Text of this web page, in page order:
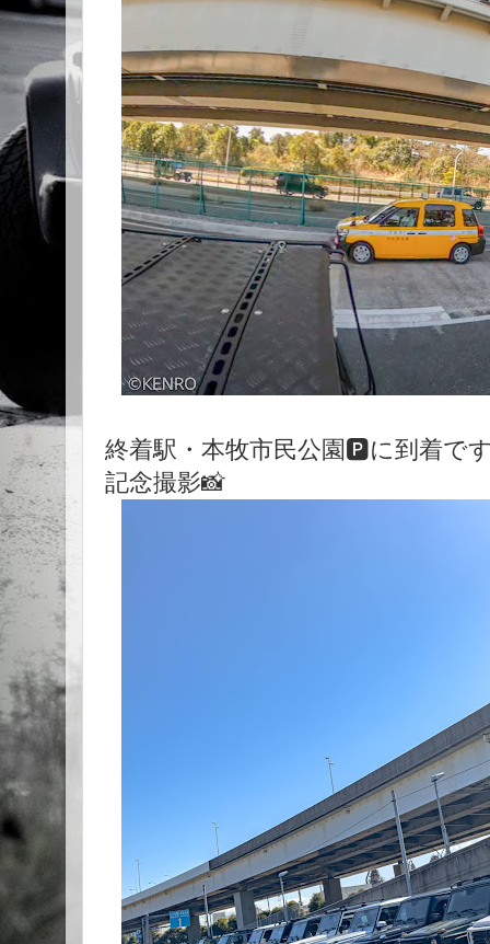
終着駅・本牧市民公園🅿️に到着で
記念撮影📸